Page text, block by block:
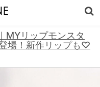
MYリップモンスタ
場！新作リップも♡